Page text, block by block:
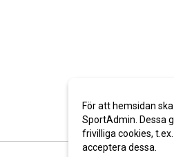
För att hemsidan
SportAdmin. Dessa
frivilliga cookies,
acceptera dessa.